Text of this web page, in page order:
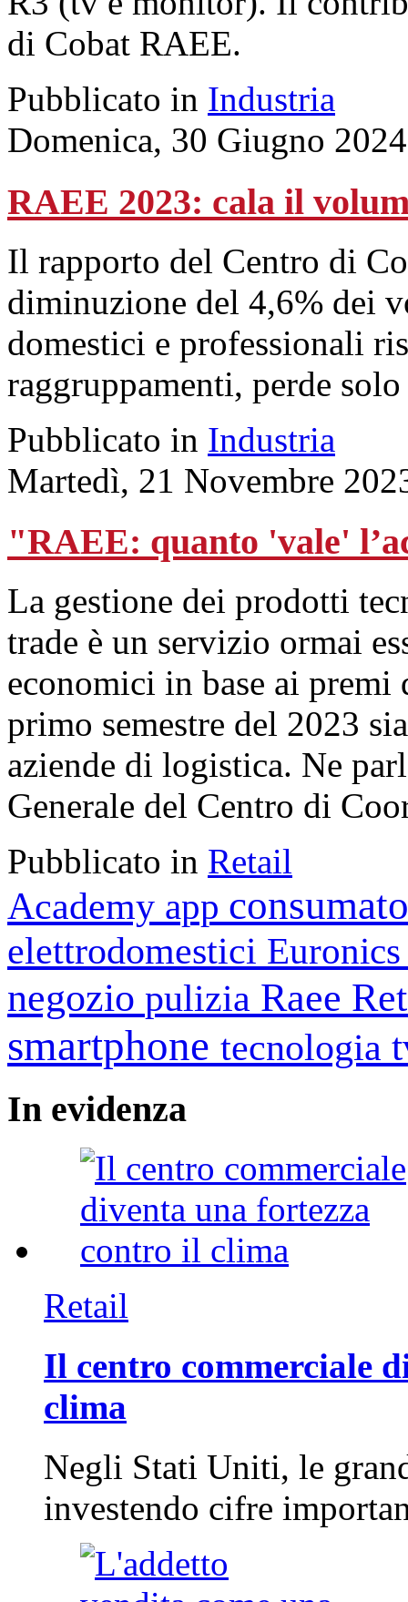
di Cobat RAEE.
Pubblicato in Industria
Domenica, 30 Giugno
RAEE 2023: cala il
Il rapporto del Centro di
diminuzione del 4,6% dei
domestici e professionali
raggruppamenti, perde
Pubblicato in Industria
Martedì, 21 Novembre
"RAEE: quanto 'vale'
La gestione dei prodotti
trade è un servizio ormai
economici in base ai premi
primo semestre del 2023
aziende di logistica. Ne
Generale del Centro di
Pubblicato in Retail
Academy app
elettrodomestici
negozio pulizia Raee
smartphone tecnologia
In evidenza
Retail
Il centro commerciale
clima
Negli Stati Uniti, le
investendo cifre